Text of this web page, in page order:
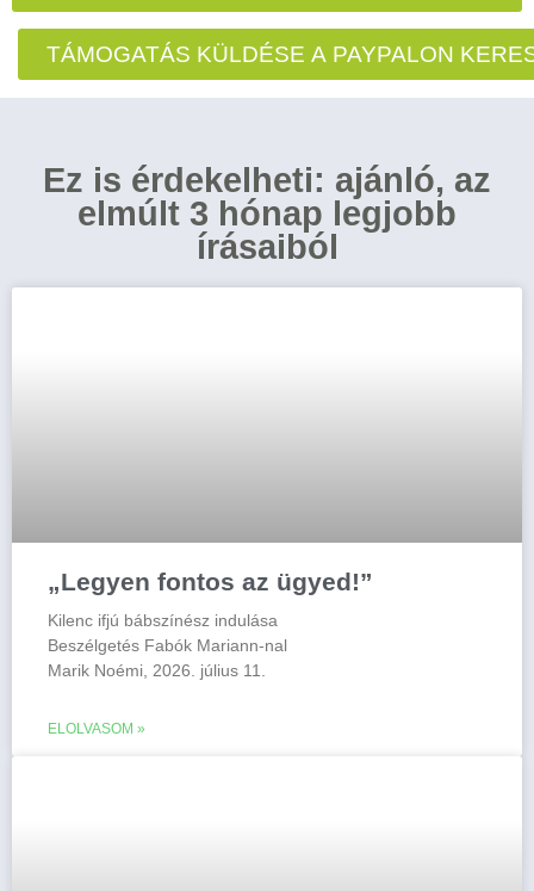
TÁMOGATÁS KÜLDÉSE A PAYPALON
Ez is érdekelheti: ajánló, az
elmúlt 3 hónap legjobb
írásaiból
„Legyen fontos az ügyed!”
Kilenc ifjú bábszínész indulása
Beszélgetés Fabók Mariann-nal
Marik Noémi, 2026. július 11.
ELOLVASOM »